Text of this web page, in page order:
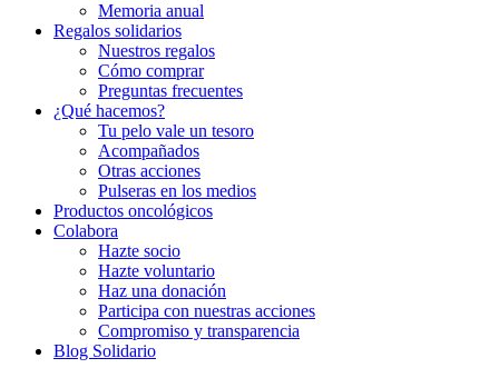
Memoria anual
Regalos solidarios
Nuestros regalos
Cómo comprar
Preguntas frecuentes
¿Qué hacemos?
Tu pelo vale un tesoro
Acompañados
Otras acciones
Pulseras en los medios
Productos oncológicos
Colabora
Hazte socio
Hazte voluntario
Haz una donación
Participa con nuestras acciones
Compromiso y transparencia
Blog Solidario